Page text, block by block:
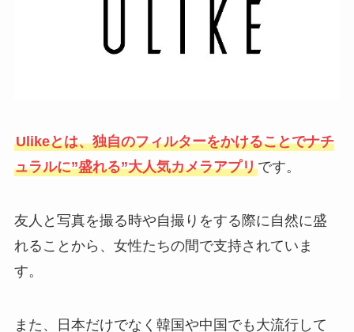
Ulikeとは、独自のフィルターをかけることでナチ
ュラルに”盛れる”大人気カメラアプリです。
友人と写真を撮る時や自撮りをする際に自然に盛
れることから、女性たちの間で支持されていま
す。
また、日本だけでなく韓国や中国でも大流行して